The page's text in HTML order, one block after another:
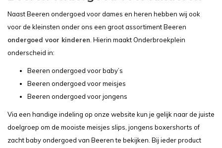
Naast Beeren ondergoed voor dames en heren hebben wij ook
voor de kleinsten onder ons een groot assortiment Beeren
ondergoed voor kinderen . Hierin maakt Onderbroekplein
onderscheid in:
Beeren ondergoed voor baby’s
Beeren ondergoed voor meisjes
Beeren ondergoed voor jongens
Via een handige indeling op onze website kun je gelijk naar de juiste
doelgroep om de mooiste meisjes slips, jongens boxershorts of
zacht baby ondergoed van Beeren te bekijken. Bij ieder product